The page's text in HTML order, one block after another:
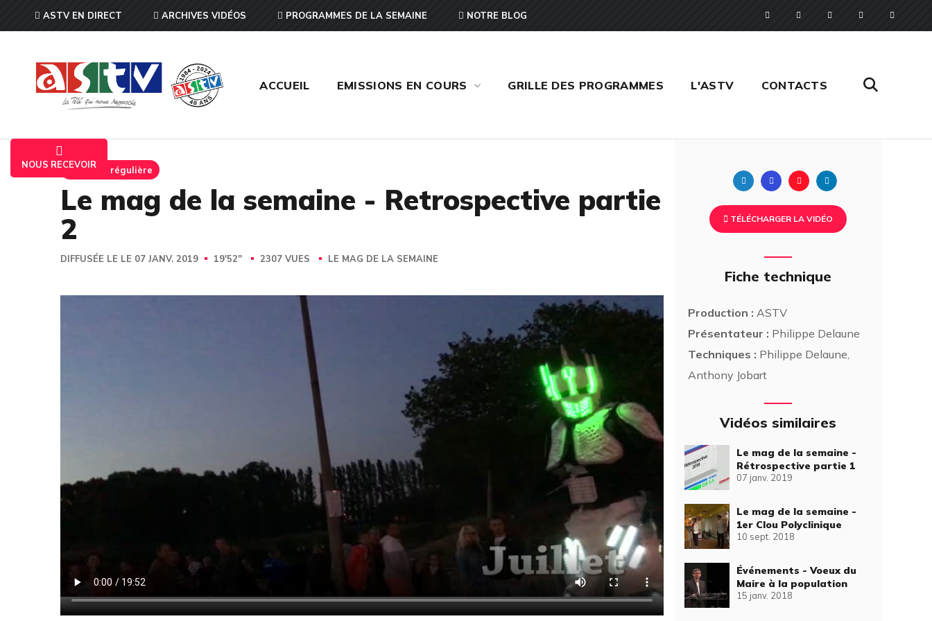
ASTV EN DIRECT ARCHIVES VIDÉOS PROGRAMMES DE LA SEMAINE NOTRE BLOG
ACCUEIL EMISSIONS EN COURS GRILLE DES PROGRAMMES L'ASTV CONTACTS
NOUS RECEVOIREmission régulière
Le mag de la semaine - Retrospective partie
2
DIFFUSÉE LE LE 07 JANV. 2019 19'52'' 2307 VUES LE MAG DE LA SEMAINE
Twitter FacebookPinterest
TÉLÉCHARGER LA VIDÉO
Fiche technique
Production : ASTV
Présentateur : Philippe Delaune
Techniques : Philippe Delaune,
Anthony Jobart
Vidéos similaires
Le mag de la semaine -
Rétrospective partie 1
07 janv. 2019
Le mag de la semaine -
1er Clou Polyclinique
10 sept. 2018
Événements - Voeux du
Maire à la population
15 janv. 2018